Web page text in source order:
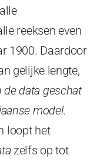
reeksen even
1900. Daardoor
gelijke lengte,
de data geschat
model.
loopt het
zelfs op tot